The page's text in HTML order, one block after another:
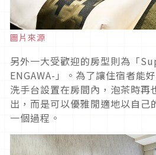
圖片來源
另外一大受歡迎的房型則為「
ENGAWA-」。為了讓住宿者能
洗手台設置在房間內，泡茶時再
出，而是可以優雅閒適地以自己
一個過程。